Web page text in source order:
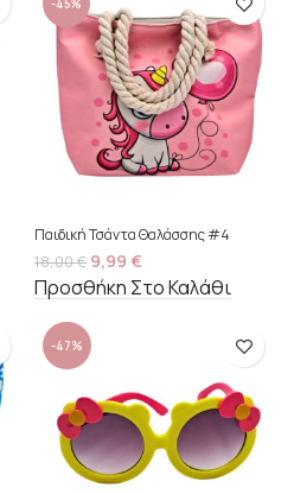
-45%
Παιδική Τσάντα Θαλάσσης #4
18,00€ 9,99 €
Προσθήκη Στο Καλάθι
-47%